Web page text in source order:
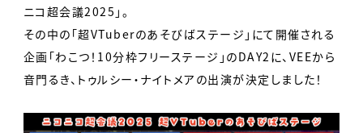
ニコ超会議2025」。
その中の「超VTuberのあそびばステージ」にて開催される
企画「わこつ！10分枠フリーステージ」のDAY2に、VEEから
音門るき、トゥルシー・ナイトメアの出演が決定しました！